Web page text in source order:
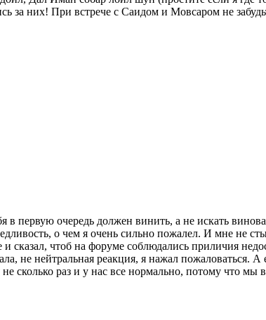
них! При встрече с Саидом и Мовсаром не
в первую очередь должен винить, а не искать
о чем я очень сильно пожалел. И мне не
сказал, чтоб на форуме соблюдались приличия
не нейтральная реакция, я нажал пожаловаться.
раз и у нас все нормально, потому что мы